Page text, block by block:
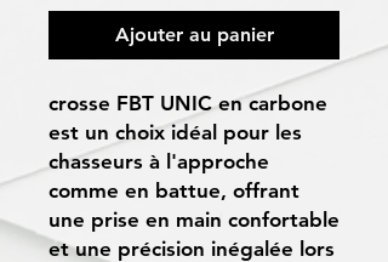
Ajouter au panier
crosse FBT UNIC en carbone
est un choix idéal pour les
chasseurs à l'approche
comme en battue, offrant
une prise en main confortable
et une précision inégalée lors